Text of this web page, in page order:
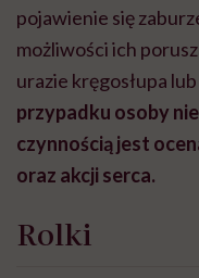
pojawienie się
możliwości ich
urazie kręgosłupa
przypadku osoby
czynnością jest
oraz akcji serca.
Rolki